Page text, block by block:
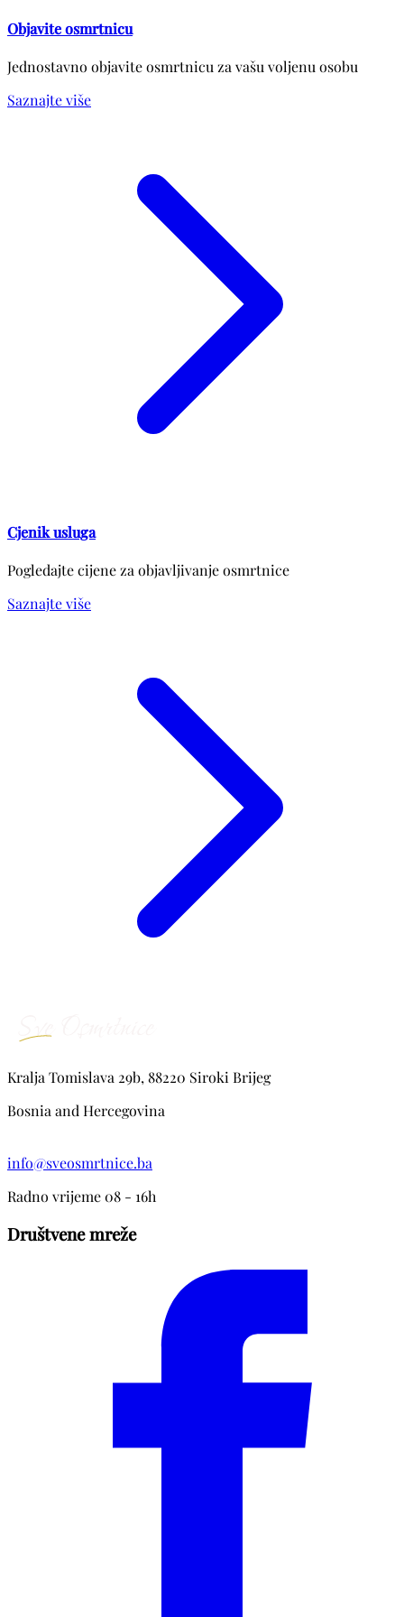
Objavite osmrtnicu
Jednostavno objavite osmrtnicu za vašu voljenu osobu
Saznajte više
Cjenik usluga
Pogledajte cijene za objavljivanje osmrtnice
Saznajte više
Kralja Tomislava 29b, 88220 Siroki Brijeg
Bosnia and Hercegovina
info@sveosmrtnice.ba
Radno vrijeme 08 - 16h
Društvene mreže